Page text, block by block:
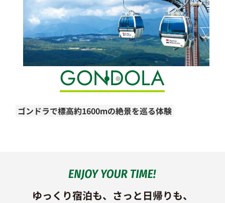
GONDOLA
ゴンドラで標高約1600mの絶景を巡る体験
ゆっくり宿泊も、 さっと日帰りも、